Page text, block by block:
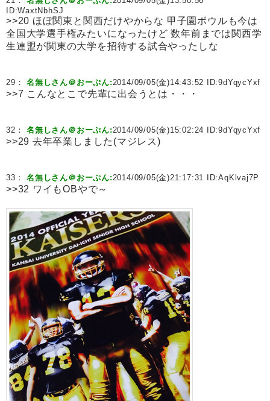
ID:WaxtNbhSJ
>>20 ほぼ関東と関西だけやからな 甲子園ボウルも今は
全国大学選手権みたいになったけど 数年前までは関西学
生連盟が関東の大学を招待する試合やったしな
29：名無しさん＠おーぷん:2014/09/05(金)14:43:52 ID:9dYqycYxf
>>7 こんなとこで先輩に出会うとは・・・
32：名無しさん＠おーぷん:2014/09/05(金)15:02:24 ID:9dYqycYxf
>>29 去年卒業しました(マジレス)
33：名無しさん＠おーぷん:2014/09/05(金)21:17:31 ID:AqKlvaj7P
>>32 ワイもOBやで～